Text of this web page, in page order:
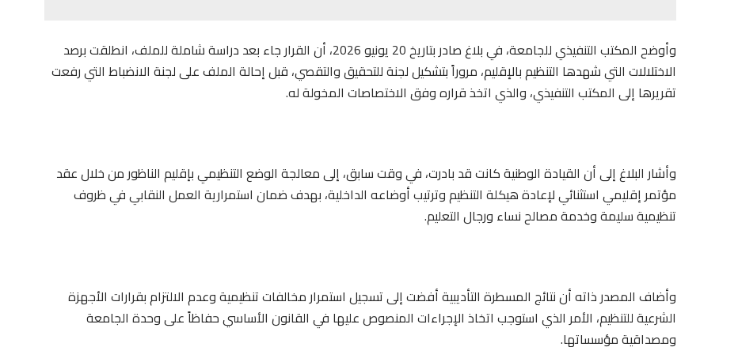
وأوضح المكتب التنفيذي للجامعة، في بلاغ صادر بتاريخ 20 يونيو 2026، أن القرار جاء بعد دراسة شاملة للملف، انطلقت برصد
الاختلالات التي شهدها التنظيم بالإقليم، مروراً بتشكيل لجنة للتحقيق والتقصي، قبل إحالة الملف على لجنة الانضباط التي رفعت
تقريرها إلى المكتب التنفيذي، والذي اتخذ قراره وفق الاختصاصات المخولة له.
وأشار البلاغ إلى أن القيادة الوطنية كانت قد بادرت، في وقت سابق، إلى معالجة الوضع التنظيمي بإقليم الناظور من خلال عقد
مؤتمر إقليمي استثنائي لإعادة هيكلة التنظيم وترتيب أوضاعه الداخلية، بهدف ضمان استمرارية العمل النقابي في ظروف
تنظيمية سليمة وخدمة مصالح نساء ورجال التعليم.
وأضاف المصدر ذاته أن نتائج المسطرة التأديبية أفضت إلى تسجيل استمرار مخالفات تنظيمية وعدم الالتزام بقرارات الأجهزة
الشرعية للتنظيم، الأمر الذي استوجب اتخاذ الإجراءات المنصوص عليها في القانون الأساسي حفاظاً على وحدة الجامعة
ومصداقية مؤسساتها.